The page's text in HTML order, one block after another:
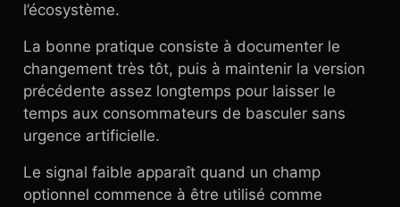
l’écosystème.
La bonne pratique consiste à documenter le
changement très tôt, puis à maintenir la version
précédente assez longtemps pour laisser le
temps aux consommateurs de basculer sans
urgence artificielle.
Le signal faible apparaît quand un champ
optionnel commence à être utilisé comme